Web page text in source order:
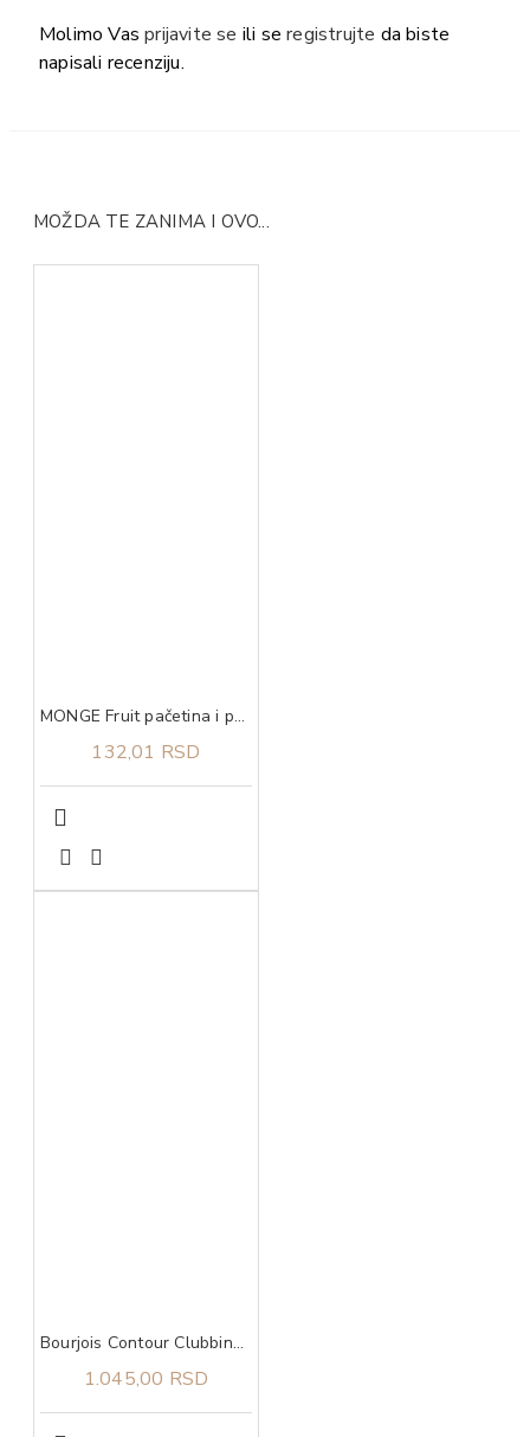
Molimo Vasprijavite se ili seregistrujte da biste
napisali recenziju.
MOŽDA TE ZANIMA I OVO...
MONGE Fruit pačetina i pomorandža 100g
132,01 RSD
Bourjois Contour Clubbing 24h vodootporna 46 olovka za oči
1.045,00 RSD